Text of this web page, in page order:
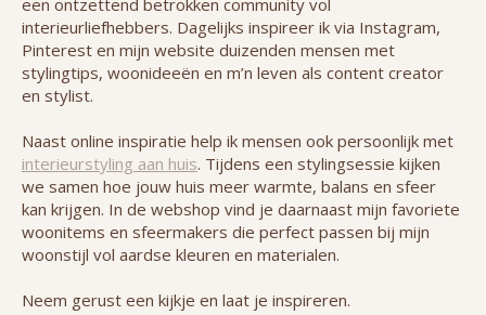
een ontzettend betrokken community vol
interieurliefhebbers. Dagelijks inspireer ik via Instagram,
Pinterest en mijn website duizenden mensen met
stylingtips, woonideeën en m’n leven als content creator
en stylist.
Naast online inspiratie help ik mensen ook persoonlijk met
interieurstyling aan huis. Tijdens een stylingsessie kijken
we samen hoe jouw huis meer warmte, balans en sfeer
kan krijgen. In de webshop vind je daarnaast mijn favoriete
woonitems en sfeermakers die perfect passen bij mijn
woonstijl vol aardse kleuren en materialen.
Neem gerust een kijkje en laat je inspireren.